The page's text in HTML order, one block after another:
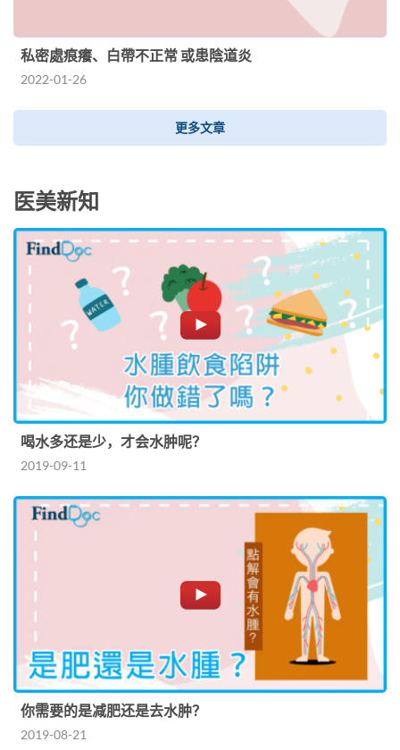
私密處痕癢、白帶不正常 或患陰道炎
2022-01-26
更多文章
医美新知
喝水多还是少，才会水肿呢？
2019-09-11
你需要的是减肥还是去水肿？
2019-08-21